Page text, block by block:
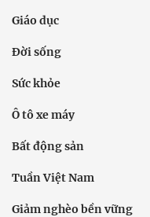
Giáo dục
Đời sống
Sức khỏe
Ô tô xe máy
Bất động sản
Tuần Việt Nam
Giảm nghèo bền vững